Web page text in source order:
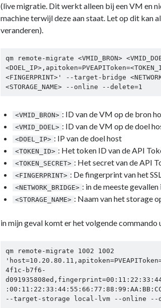
(live migratie. Dit werkt alleen bij een VM en
machine terwijl deze aan staat. Let op dit kan
veranderen).
qm remote-migrate <VMID_BRON>
<FINGERPRINT>' --target-bridge
<STORAGE_NAME> --online --delete=1
<VMID_BRON> : ID van de VM op de bron
<VMID_DOEL> : ID van de VM op de doel
<DOEL_IP> : IP van de doel host
<TOKEN_ID> : Het token ID van de API
<TOKEN_SECRET> : Het secret van de API
<FINGERPRINT> : De fingerprint van het
<NETWORK_BRIDGE> : in de meeste
<STORAGE_NAME> : Naam van het storage
in mijn geval komt er het volgende commando
qm remote-migrate 1002 1002
4f1c-b7f6-
--target-storage local-lvm --online --